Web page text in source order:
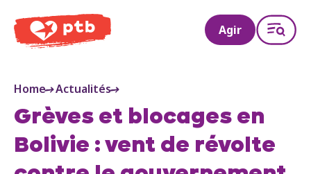
PTB
Agir
Home Actualités
Grèves et blocages en
Bolivie : vent de révolte